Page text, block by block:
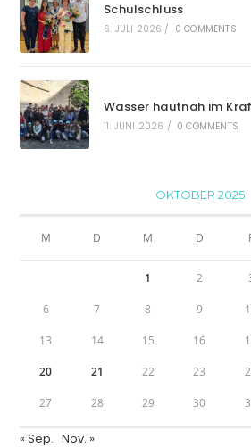
Schulschluss
6. JULI 2026 / 0 COMMENTS
Wasser hautnah im
11. JUNI 2026 / 0 COMMENTS
OKTOBER 2025
M D M D
1 2
6 7 8 9
13 14 15 16
20 21 22 23
27 28 29 30
« Sep. Nov. »